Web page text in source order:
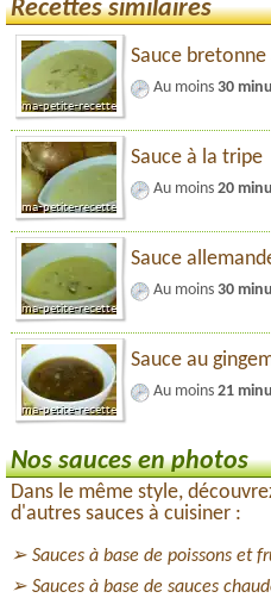
Recettes similaires
Sauce
Au moins 30
Sauce à la tripe
Au moins 20
Sauce
Au moins 30
Sauce au
Au moins 21
Nos sauces en photos
Dans le même style,
d'autres sauces à cuisiner :
Sauces à base de poissons et
Sauces à base de sauces